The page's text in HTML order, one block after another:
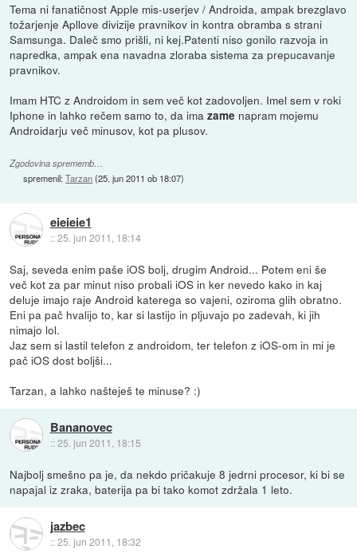
Tema ni fanatičnost Apple mis-userjev / Androida, ampak brezglavo
tožarjenje Apllove divizije pravnikov in kontra obramba s strani
Samsunga. Daleč smo prišli, ni kej.Patenti niso gonilo razvoja in
napredka, ampak ena navadna zloraba sistema za prepucavanje
pravnikov.
Imam HTC z Androidom in sem več kot zadovoljen. Imel sem v roki
Iphone in lahko rečem samo to, da imazame napram mojemu
Androidarju več minusov, kot pa plusov.
Zgodovina sprememb…
spremenil:Tarzan(25. jun 2011 ob 18:07)
eieieie1
::25. jun 2011, 18:14
Saj, seveda enim paše iOS bolj, drugim Android... Potem eni še
več kot za par minut niso probali iOS in ker nevedo kako in kaj
deluje imajo raje Android katerega so vajeni, oziroma glih obratno.
Eni pa pač hvalijo to, kar si lastijo in pljuvajo po zadevah, ki jih
nimajo lol.
Jaz sem si lastil telefon z androidom, ter telefon z iOS-om in mi je
pač iOS dost boljši...
Tarzan, a lahko našteješ te minuse? :)
Bananovec
::25. jun 2011, 18:15
Najbolj smešno pa je, da nekdo pričakuje 8 jedrni procesor, ki bi se
napajal iz zraka, baterija pa bi tako komot zdržala 1 leto.
jazbec
::25. jun 2011, 18:32